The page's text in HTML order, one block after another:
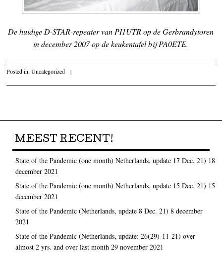
De huidige D-STAR-repeater van PI1UTR op de Gerbrandytoren
in december 2007 op de keukentafel bij PA0ETE.
Posted in:Uncategorized |
MEEST RECENT!
State of the Pandemic (one month) Netherlands, update 17 Dec. 21) 18
december 2021
State of the Pandemic (one month) Netherlands, update 15 Dec. 21) 15
december 2021
State of the Pandemic (Netherlands, update 8 Dec. 21) 8 december
2021
State of the Pandemic (Netherlands, update: 26(29)-11-21) over
almost 2 yrs. and over last month 29 november 2021